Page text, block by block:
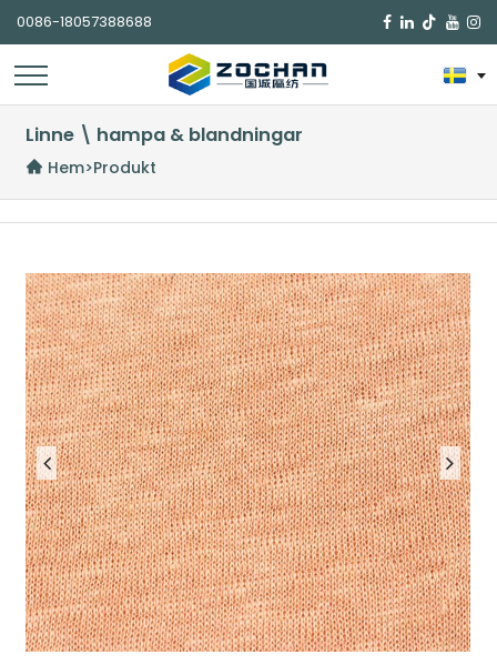
0086-18057388688 
Linne \ hampa & blandningar
Hem>Produkt